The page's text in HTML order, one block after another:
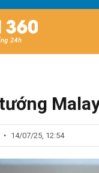
14/07/25, 12:54